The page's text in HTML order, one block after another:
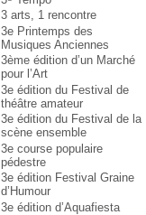
3 arts, 1 rencontre
3e Printemps des
Musiques Anciennes
3ème édition d’un Marché
pour l’Art
3e édition du Festival de
théâtre amateur
3e édition du Festival de la
scène ensemble
3e course populaire
pédestre
3e édition Festival Graine
d’Humour
3e édition d’Aquafiesta